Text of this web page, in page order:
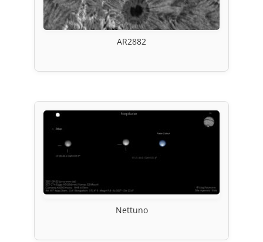
AR2882
Nettuno